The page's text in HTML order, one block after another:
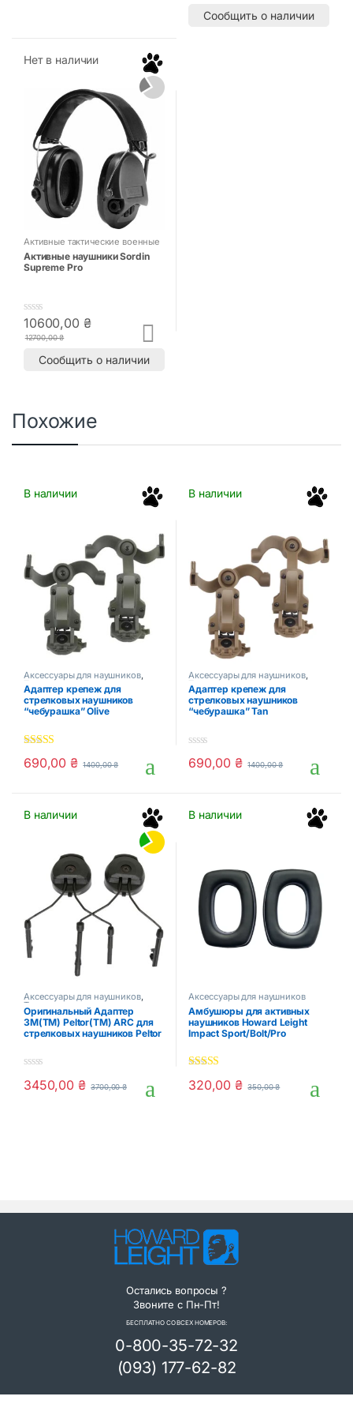
Сообщить о наличии
Нет в наличии
Активные тактические военные
наушники для стрельбы
Активные наушники Sordin
Supreme Pro
0
o
10600,00 ₴
12700,00₴
Сообщить о наличии
Похожие
В наличии
Аксессуары для наушников,
Тактические аксессуары
Адаптер крепеж для
стрелковых наушников
“чебурашка” Olive
5.00out of 5
690,00₴ 1400,00₴
В наличии
Аксессуары для наушников,
Тактические аксессуары
Адаптер крепеж для
стрелковых наушников
“чебурашка” Tan
0
o
f
5
690,00₴ 1400,00₴
В наличии
Аксессуары для наушников,
Тактические аксессуары
Оригинальный Адаптер
3M(TM) Peltor(TM) ARC для
стрелковых наушников Peltor
0
o
3450,00 ₴ 3700,00₴
В наличии
Аксессуары для наушников
Амбушюры для активных
наушников Howard Leight
Impact Sport/Bolt/Pro
5.00out of 5
320,00₴ 350,00₴
Остались вопросы ?
Звоните с Пн-Пт!
БЕСПЛАТНО СО ВСЕХ НОМЕРОВ:
0-800-35-72-32
(093) 177-62-82